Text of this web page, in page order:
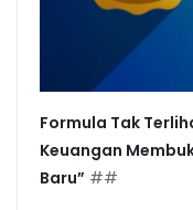
Formula Tak
Keuangan
Baru” ##